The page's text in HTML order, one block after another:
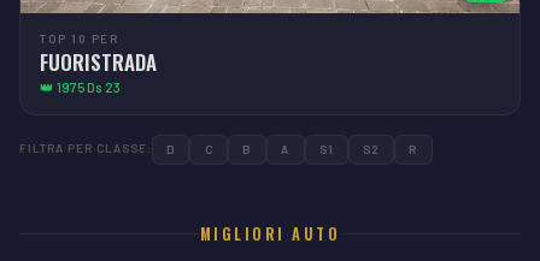
TOP 10 PER
FUORISTRADA
👑 1975 Ds 23
FILTRA PER CLASSE: D C B A S1 S2 R
MIGLIORI AUTO